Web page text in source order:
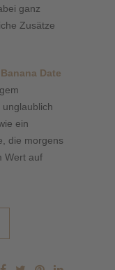
ganz
Zusätze
Banana Date
ein
die morgens
Wert auf